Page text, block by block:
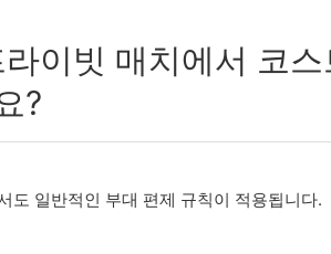
라이빗 매치에서 코
?
도 일반적인 부대 편제 규칙이 적용됩니다.